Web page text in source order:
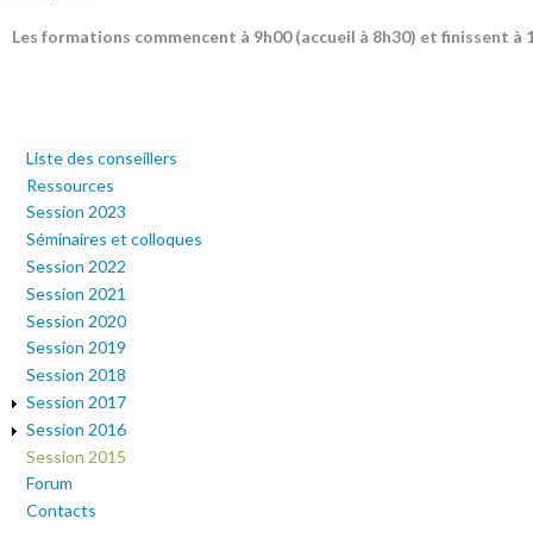
Liste des conseillers
Ressources
Session 2023
Séminaires et colloques
Session 2022
Session 2021
Session 2020
Session 2019
Session 2018
Session 2017
Session 2016
Session 2015
Forum
Contacts
Les formations commencent à 9h00 (accueil à 8h30) et finissent à